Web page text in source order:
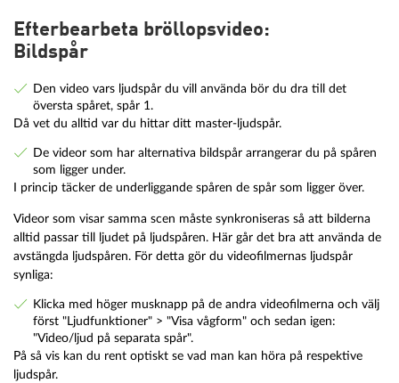
Efterbearbeta bröllopsvideo:
Bildspår
Den video vars ljudspår du vill använda bör du dra till det
översta spåret, spår 1.
Då vet du alltid var du hittar ditt master-ljudspår.
De videor som har alternativa bildspår arrangerar du på spåren
som ligger under.
I princip täcker de underliggande spåren de spår som ligger över.
Videor som visar samma scen måste synkroniseras så att bilderna
alltid passar till ljudet på ljudspåren. Här går det bra att använda de
avstängda ljudspåren. För detta gör du videofilmernas ljudspår
synliga:
Klicka med höger musknapp på de andra videofilmerna och välj
först "Ljudfunktioner" > "Visa vågform" och sedan igen:
"Video/ljud på separata spår".
På så vis kan du rent optiskt se vad man kan höra på respektive
ljudspår.